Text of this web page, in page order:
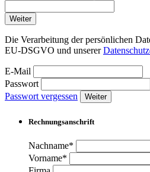
Weiter
Die Verarbeitung der persönlichen
EU-DSGVO und unserer
E-Mail
Passwort
Passwort vergessen
Weiter
Rechnungsanschrift
Nachname*
Vorname*